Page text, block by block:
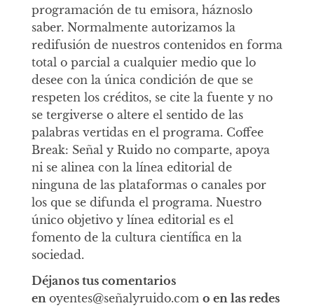
programación de tu emisora, háznoslo
saber. Normalmente autorizamos la
redifusión de nuestros contenidos en forma
total o parcial a cualquier medio que lo
desee con la única condición de que se
respeten los créditos, se cite la fuente y no
se tergiverse o altere el sentido de las
palabras vertidas en el programa. Coffee
Break: Señal y Ruido no comparte, apoya
ni se alinea con la línea editorial de
ninguna de las plataformas o canales por
los que se difunda el programa. Nuestro
único objetivo y línea editorial es el
fomento de la cultura científica en la
sociedad.
Déjanos tus comentarios
en oyentes@señalyruido.com o en las redes